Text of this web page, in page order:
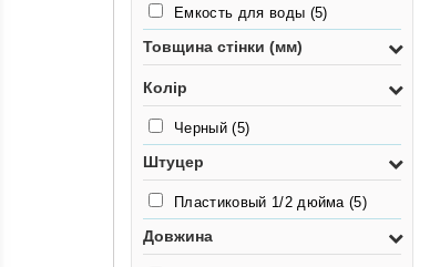
Емкость для воды (5)
Товщина стінки (мм)
Колір
Черный(5)
Штуцер
Пластиковый 1/2 дюйма(5)
Довжина